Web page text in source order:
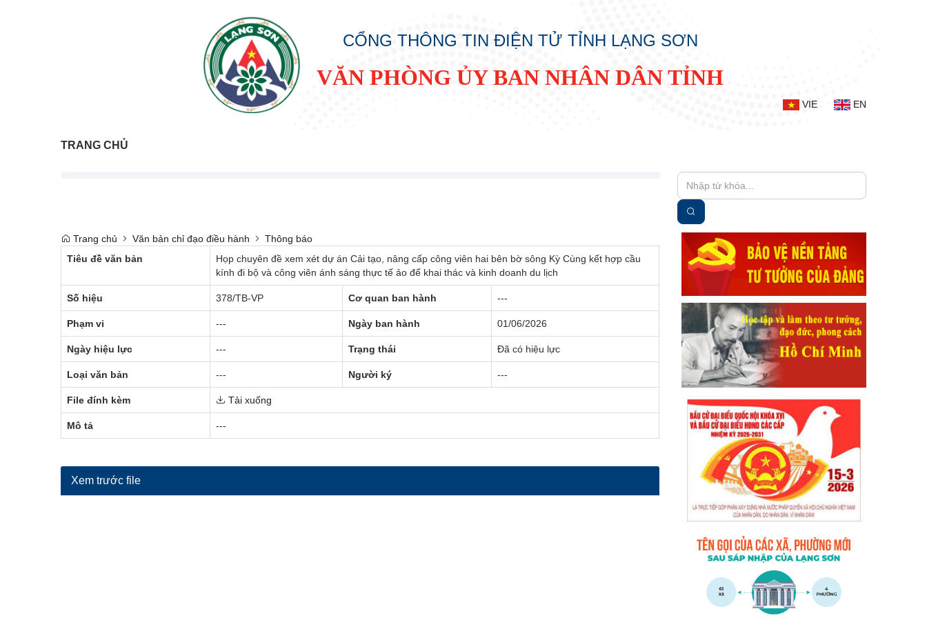
CỔNG THÔNG TIN ĐIỆN TỬ TỈNH LẠNG SƠN
VĂN PHÒNG ỦY BAN NHÂN DÂN TỈNH
VIE EN
TRANG CHỦ
Trang chủ Văn bản chỉ đạo điều hành
Thông báo
Tiêu đề văn bản
Họp chuyên đề xem xét dự án Cải tạo, nâng cấp công viên hai bên bờ sông Kỳ Cùng kết hợp cầu
kính đi bộ và công viên ánh sáng thực tế ảo để khai thác và kinh doanh du lịch
Số hiệu 378/TB-VP Cơ quan ban hành ---
Phạm vi --- Ngày ban hành 01/06/2026
Ngày hiệu lực --- Trạng thái Đã có hiệu lực
Loại văn bản --- Người ký ---
File đính kèm Tải xuống
Mô tả ---
Xem trước file